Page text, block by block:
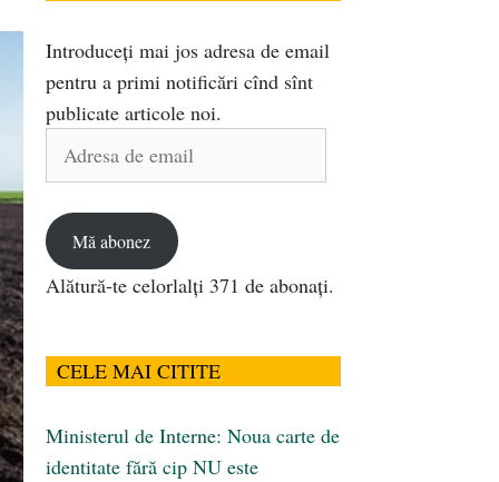
Introduceți mai jos adresa de email
pentru a primi notificări cînd sînt
publicate articole noi.
Adresa
Mă abonez
Alătură-te celorlalți 371 de abonați.
CELE MAI CITITE
Ministerul de Interne: Noua carte de
identitate fără cip NU este